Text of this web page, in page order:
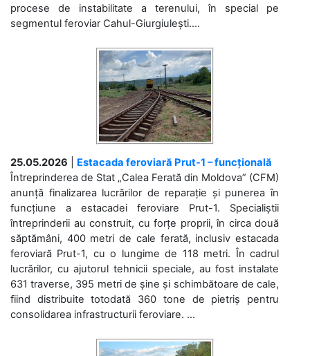
procese de instabilitate a terenului, în special pe
segmentul feroviar Cahul-Giurgiulești....
25.05.2026
Estacada feroviară Prut-1 – funcțională
Întreprinderea de Stat „Calea Ferată din Moldova” (CFM)
anunță finalizarea lucrărilor de reparație și punerea în
funcțiune a estacadei feroviare Prut-1. Specialiștii
întreprinderii au construit, cu forțe proprii, în circa două
săptămâni, 400 metri de cale ferată, inclusiv estacada
feroviară Prut-1, cu o lungime de 118 metri. În cadrul
lucrărilor, cu ajutorul tehnicii speciale, au fost instalate
631 traverse, 395 metri de șine și schimbătoare de cale,
fiind distribuite totodată 360 tone de pietriș pentru
consolidarea infrastructurii feroviare. ...